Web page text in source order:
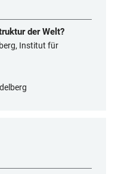
der Welt?
Institut für